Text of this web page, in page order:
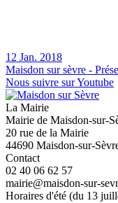
12 Jan. 2018
Maisdon sur sèvre -
Nous suivre sur Youtube
La Mairie
Mairie de Maisdon-sur-
20 rue de la Mairie
44690 Maisdon-sur-
Contact
02 40 06 62 57
mairie@maisdon-sur-
Horaires d'été (du 13